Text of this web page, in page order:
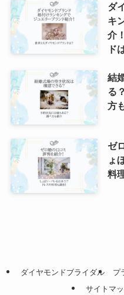
ダ
キ
介
ド
結
る
方
ゼ
ょ
料
ダイヤモンドブライダル プ
サイトマ